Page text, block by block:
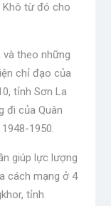
Khô từ đó cho
và theo những
chỉ đạo của
tỉnh Sơn La
đi của Quân
1950.
giúp lực lượng
cách mạng ở 4
tỉnh